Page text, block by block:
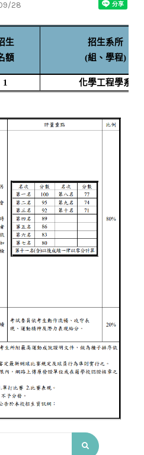
28
生
額
招生系所
(組、學程)
1 化學工程學系